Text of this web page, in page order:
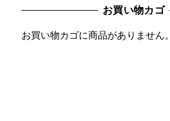
ー
お買い物カゴ
お買い物カゴに商品がありません。